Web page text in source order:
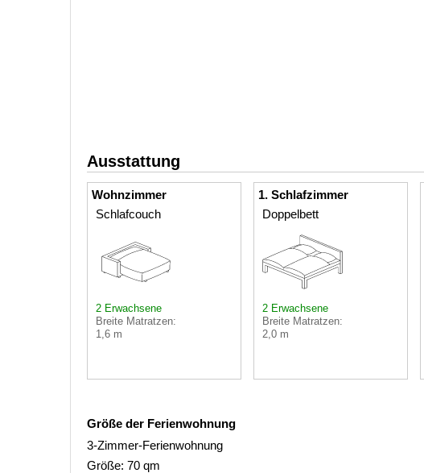
Ausstattung
Wohnzimmer
Schlafcouch
2 Erwachsene
Breite Matratzen:
1,6 m
1. Schlafzimmer
Doppelbett
2 Erwachsene
Breite Matratzen:
2,0 m
Größe der Ferienwohnung
3-Zimmer-Ferienwohnung
Größe: 70 qm